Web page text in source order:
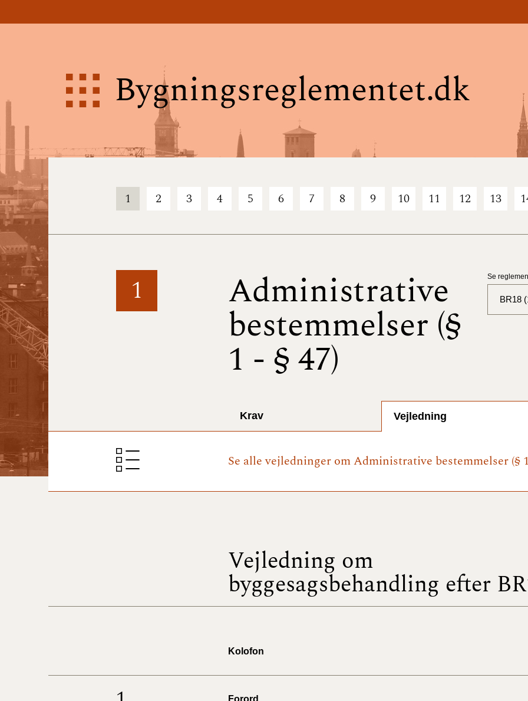
Bygningsreglementet.dk
1 2 3 4 5 6 7 8 9 10 11 12 13
1 Administrative
bestemmelser (§
1 - § 47)
Se
BR18
BR18
2022)
BR18
Krav Vejledning
Se alle vejledninger om Administrative bestemmelser (§
Vejledning om
byggesagsbehandling efter
Kolofon
Forord